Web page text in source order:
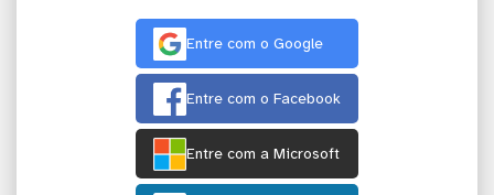
Entre com o Google
Entre com o Facebook
Entre com a Microsoft